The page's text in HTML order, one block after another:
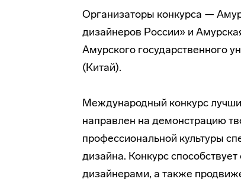
Организаторы конкурса —
дизайнеров России» и
Амурского государственного
(Китай).
Международный конкурс
направлен на демонстрацию
профессиональной культуры
дизайна. Конкурс
дизайнерами, а также